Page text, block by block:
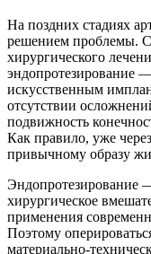
На поздних стадиях
решением проблемы.
хирургического
эндопротезирование
искусственным
отсутствии
подвижность
Как правило, уже
привычному образу
Эндопротезирование
хирургическое
применения
Поэтому
материально-